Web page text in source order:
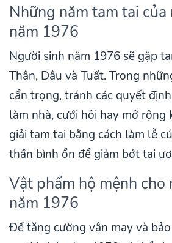
Những năm tam tai
năm 1976
Người sinh năm 1976 sẽ gặp
Thân, Dậu và Tuất. Trong
cẩn trọng, tránh các quyết
làm nhà, cưới hỏi hay mở rộng
giải tam tai bằng cách làm lễ
thần bình ổn để giảm bớt tai
Vật phẩm hộ mệnh cho
năm 1976
Để tăng cường vận may và